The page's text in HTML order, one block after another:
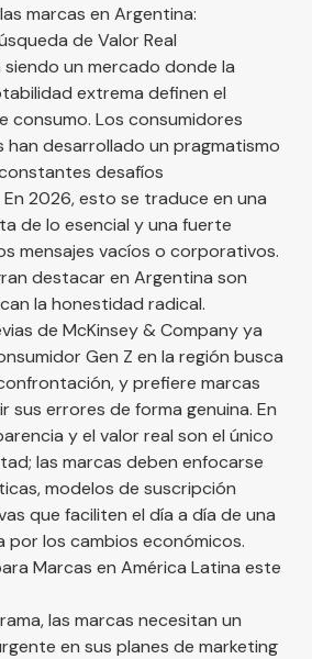
marcas en Argentina:
de Valor Real
un mercado donde la
extrema definen el
consumo. Los consumidores
han desarrollado un pragmatismo
desafíos
2026, esto se traduce en una
de lo esencial y una fuerte
mensajes vacíos o corporativos.
destacar en Argentina son
la honestidad radical.
de McKinsey & Companyya
Gen Z en la región busca
y prefiere marcas
sus errores de forma genuina. En
y el valor real son el único
las marcas deben enfocarse
modelos de suscripción
que faciliten el día a día de una
por los cambios económicos.
Marcas en América Latina este
las marcas necesitan un
en sus planes de marketing